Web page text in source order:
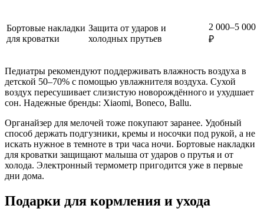
Бортовые накладки
для кроватки
Защита от ударов и
холодных прутьев
2 000–5 000
₽
Педиатры рекомендуют поддерживать влажность воздуха в
детской 50–70% с помощью увлажнителя воздуха. Сухой
воздух пересушивает слизистую новорождённого и ухудшает
сон. Надежные бренды: Xiaomi, Boneco, Ballu.
Органайзер для мелочей тоже покупают заранее. Удобный
способ держать подгузники, кремы и носочки под рукой, а не
искать нужное в темноте в три часа ночи. Бортовые накладки
для кроватки защищают малыша от ударов о прутья и от
холода. Электронный термометр пригодится уже в первые
дни дома.
Подарки для кормления и ухода